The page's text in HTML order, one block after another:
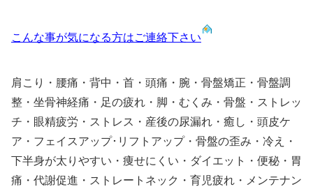
こんな事が気になる方はご連絡下さい
肩こり・腰痛・背中・首・頭痛・腕・骨盤矯正・骨盤調
整・坐骨神経痛・足の疲れ・脚・むくみ・骨盤・ストレッ
チ・眼精疲労・ストレス・産後の尿漏れ・癒し・頭皮ケ
ア・フェイスアップ･リフトアップ・骨盤の歪み・冷え・
下半身が太りやすい・痩せにくい・ダイエット・便秘・胃
痛・代謝促進・ストレートネック・育児疲れ・メンテナン